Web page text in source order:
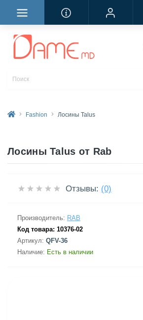
Fashion Лосины Talus
Лосины Talus от Rab
Отзывы: (0)
Производитель: RAB
Код товара: 10376-02
Артикул: QFV-36
Наличие: Есть в наличии